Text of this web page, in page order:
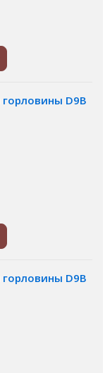
D9B
D9B